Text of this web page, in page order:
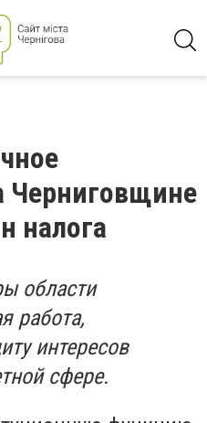
Черниговщине
налога
области
работа,
интересов
сфере.